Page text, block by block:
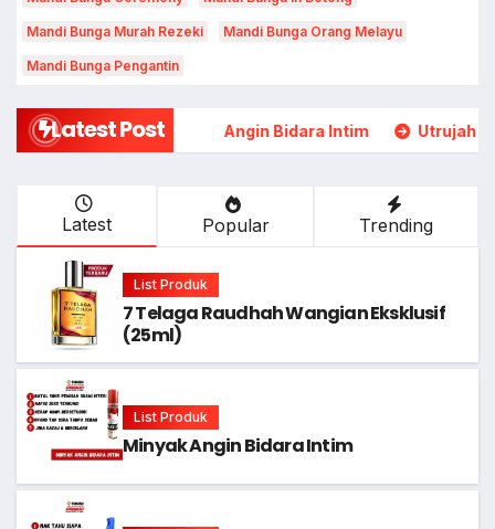
Mandi Bunga Murah Rezeki Mandi Bunga Orang Melayu
Mandi Bunga Pengantin
Latest Post
Minyak Angin Bidara Intim Utrujah Perfume
Latest Popular Trending
List Produk
7 Telaga Raudhah Wangian Eksklusif
(25ml)
List Produk
Minyak Angin Bidara Intim